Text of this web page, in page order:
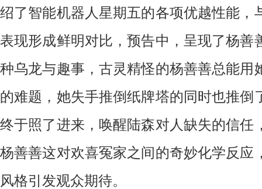
绍了智能机器人星期五的各项优越性能，
表现形成鲜明对比，预告中，呈现了杨善
种乌龙与趣事，古灵精怪的杨善善总能用
的难题，她失手推倒纸牌塔的同时也推倒
终于照了进来，唤醒陆森对人缺失的信任
杨善善这对欢喜冤家之间的奇妙化学反应
风格引发观众期待。